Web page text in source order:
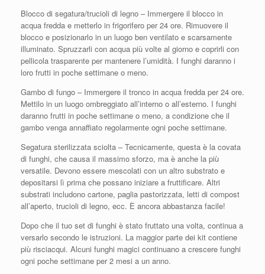
Blocco di segatura/trucioli di legno – Immergere il blocco in
acqua fredda e metterlo in frigorifero per 24 ore. Rimuovere il
blocco e posizionarlo in un luogo ben ventilato e scarsamente
illuminato. Spruzzarli con acqua più volte al giorno e coprirli con
pellicola trasparente per mantenere l’umidità. I funghi daranno i
loro frutti in poche settimane o meno.
Gambo di fungo – Immergere il tronco in acqua fredda per 24 ore.
Mettilo in un luogo ombreggiato all’interno o all’esterno. I funghi
daranno frutti in poche settimane o meno, a condizione che il
gambo venga annaffiato regolarmente ogni poche settimane.
Segatura sterilizzata sciolta – Tecnicamente, questa è la covata
di funghi, che causa il massimo sforzo, ma è anche la più
versatile. Devono essere mescolati con un altro substrato e
depositarsi lì prima che possano iniziare a fruttificare. Altri
substrati includono cartone, paglia pastorizzata, letti di compost
all’aperto, trucioli di legno, ecc. È ancora abbastanza facile!
Dopo che il tuo set di funghi è stato fruttato una volta, continua a
versarlo secondo le istruzioni. La maggior parte dei kit contiene
più risciacqui. Alcuni funghi magici continuano a crescere funghi
ogni poche settimane per 2 mesi a un anno.